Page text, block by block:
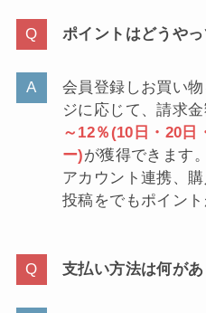
ポイントはどうや
会員登録しお買い
ジに応じて、請求
～12％(10日・20日
ー)が獲得できます
アカウント連携、
投稿をでもポイント
支払い方法は何があ